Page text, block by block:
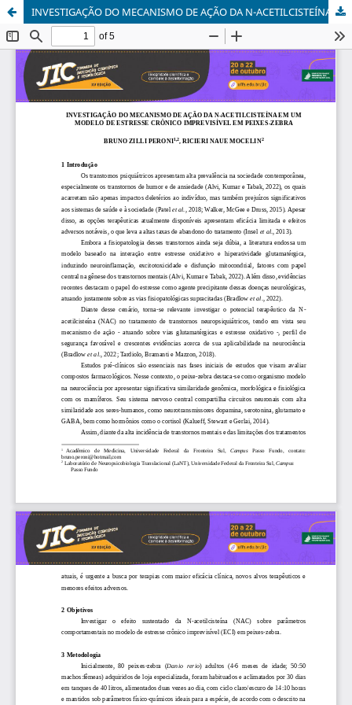
INVESTIGAÇÃO DO MECANISMO DE AÇÃO DA N-ACETILCISTEÍNA EM UM MODELO DE ESTRESSE CRÔNICO IMPREVISÍVEL EM PEIXES-ZEBRA